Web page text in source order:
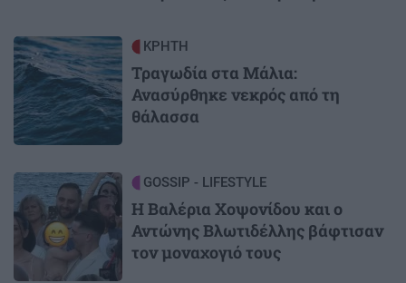
Image ΚΡΗΤΗ
Τραγωδία στα Μάλια:
Ανασύρθηκε νεκρός από τη
θάλασσα
Image GOSSIP - LIFESTYLE
Η Βαλέρια Χοψονίδου και ο
Αντώνης Βλωτιδέλλης βάφτισαν
τον μοναχογιό τους